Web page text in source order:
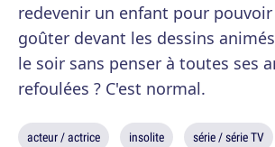
redevenir un enfant pour
goûter devant les dessins
le soir sans penser à toutes ses
refoulées ? C'est normal.
acteur / actrice insolite série / série TV